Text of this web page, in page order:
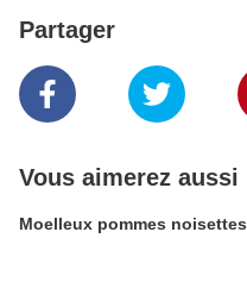
Partager
Vous aimerez aussi
Moelleux pommes noisettes